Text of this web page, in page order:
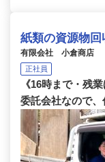
紙類の資源物回
有限会社 小倉商店
正社員
《16時まで・残
委託会社なので、